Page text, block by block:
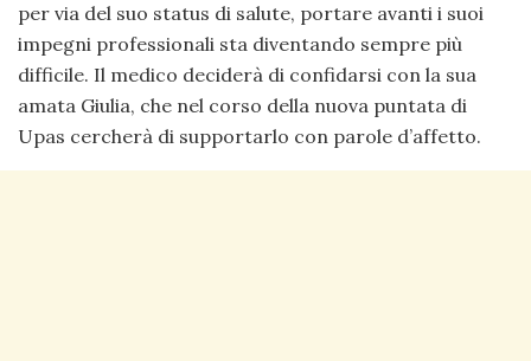
per via del suo status di salute, portare avanti i suoi
impegni professionali sta diventando sempre più
difficile. Il medico deciderà di confidarsi con la sua
amata Giulia, che nel corso della nuova puntata di
Upas cercherà di supportarlo con parole d’affetto.